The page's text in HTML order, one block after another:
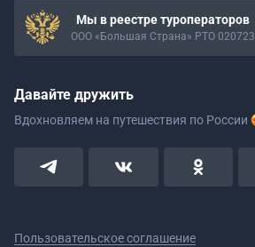
Мы в реестре туроператоров
ООО «Большая Страна» РТО 020723
Давайте дружить
Вдохновляем на путешествия по России
Пользовательское соглашение